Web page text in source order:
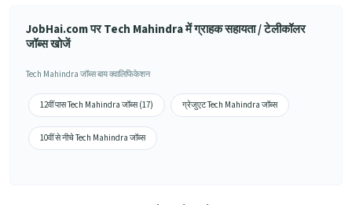
JobHai.com पर Tech Mahindra में ग्राहक सहायता / टेलीकॉलर
जॉब्स खोजें
Tech Mahindra जॉब्स बाय क्वालिफिकेशन
12वीं पास Tech Mahindra जॉब्स (17) ग्रेजुएट Tech Mahindra जॉब्स
10वीं से नीचे Tech Mahindra जॉब्स